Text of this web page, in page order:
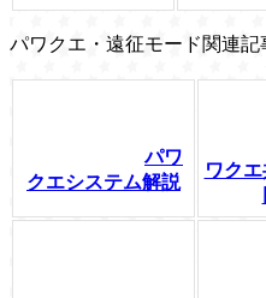
パワクエ・遠征モード関連記
パワ
クエシステム解説
ワク